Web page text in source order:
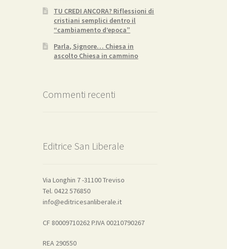
TU CREDI ANCORA? Riflessioni di
cristiani semplici dentro il
“cambiamento d’epoca”
Parla, Signore… Chiesa in
ascolto Chiesa in cammino
Commenti recenti
Editrice San Liberale
Via Longhin 7 -31100 Treviso
Tel. 0422 576850
info@editricesanliberale.it
CF 80009710262 P.IVA 00210790267
REA 290550